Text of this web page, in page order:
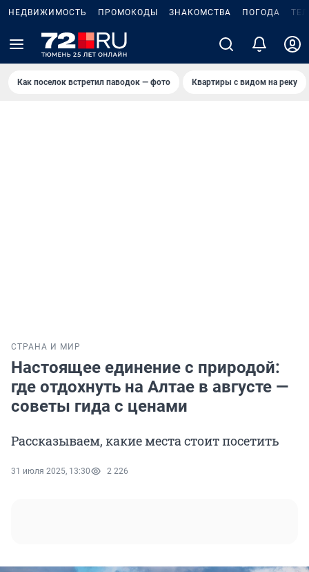
НЕДВИЖИМОСТЬ ПРОМОКОДЫ ЗНАКОМСТВА ПОГОДА
Как поселок встретил паводок — фото Квартиры с видом на реку
СТРАНА И МИР
Настоящее единение с природой:
где отдохнуть на Алтае в августе —
советы гида с ценами
Рассказываем, какие места стоит посетить
31 июля 2025, 13:30 2 226